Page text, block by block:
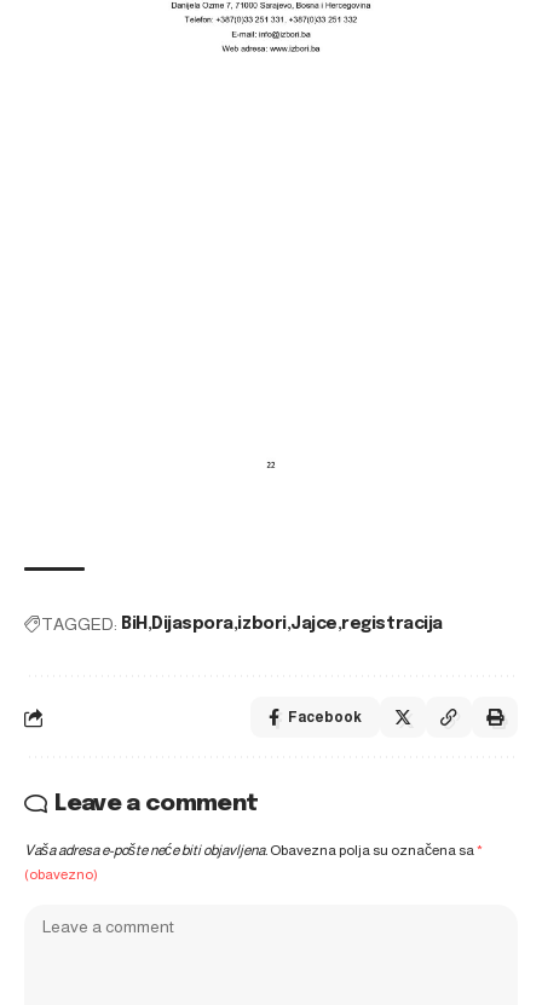
TAGGED: BiH Dijaspora izbori Jajce registracija
Facebook
Leave a comment
Vaša adresa e-pošte neće biti objavljena. Obavezna polja su označena sa*
(obavezno)